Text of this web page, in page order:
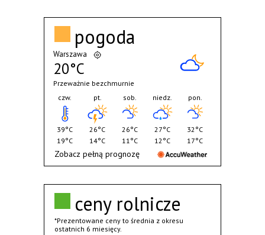
ceny rolnicze
*Prezentowane ceny to średnia z okresu
ostatnich 6 miesięcy.
pogoda
Warszawa
20°C
Przeważnie bezchmurnie
czw.
39°C
19°C
pt.
26°C
14°C
sob.
26°C
11°C
niedz.
27°C
12°C
pon.
32°C
17°C
Zobacz pełną prognozę